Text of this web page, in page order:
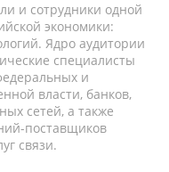
и сотрудники одной
экономики:
Ядро аудитории
специалисты
и
власти, банков,
сетей, а также
поставщиков
связи.